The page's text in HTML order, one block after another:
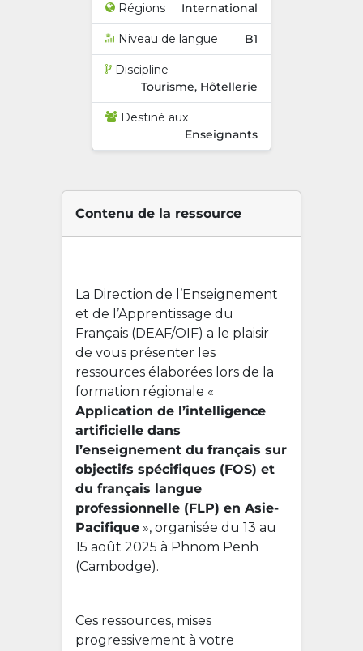
Régions International
Niveau de langue B1
Discipline
Tourisme, Hôtellerie
Destiné aux
Enseignants
Contenu de la ressource
La Direction de l’Enseignement
et de l’Apprentissage du
Français (DEAF/OIF) a le plaisir
de vous présenter les
ressources élaborées lors de la
formation régionale «
Application de l’intelligence
artificielle dans
l’enseignement du français sur
objectifs spécifiques (FOS) et
du français langue
professionnelle (FLP) en Asie-
Pacifique », organisée du 13 au
15 août 2025 à Phnom Penh
(Cambodge).
Ces ressources, mises
progressivement à votre